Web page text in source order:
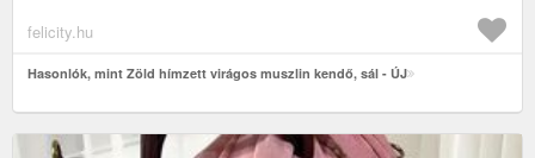
felicity.hu
Hasonlók, mint Zöld hímzett virágos muszlin kendő, sál - ÚJ